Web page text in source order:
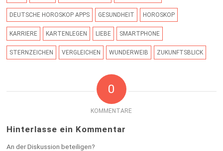
DEUTSCHE HOROSKOP APPS GESUNDHEIT HOROSKOP
KARRIERE KARTENLEGEN LIEBE SMARTPHONE
STERNZEICHEN VERGLEICHEN WUNDERWEIB ZUKUNFTSBLICK
0
KOMMENTARE
Hinterlasse ein Kommentar
An der Diskussion beteiligen?